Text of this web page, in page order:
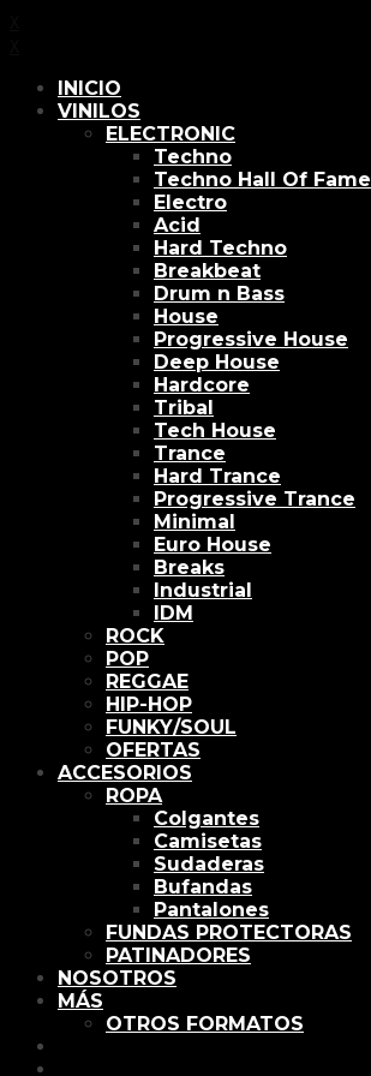
INICIO
VINILOS
ELECTRONIC
Techno
Techno Hall Of Fame
Electro
Acid
Hard Techno
Breakbeat
Drum n Bass
House
Progressive House
Deep House
Hardcore
Tribal
Tech House
Trance
Hard Trance
Progressive Trance
Minimal
Euro House
Breaks
Industrial
IDM
ROCK
POP
REGGAE
HIP-HOP
FUNKY/SOUL
OFERTAS
ACCESORIOS
ROPA
Colgantes
Camisetas
Sudaderas
Bufandas
Pantalones
FUNDAS PROTECTORAS
PATINADORES
NOSOTROS
MÁS
OTROS FORMATOS